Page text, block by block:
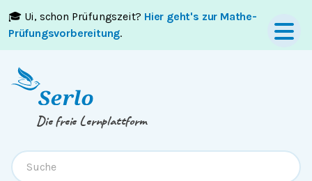
🎓 Ui, schon Prüfungszeit? Hier geht's zur Mathe-
Prüfungsvorbereitung.
Springe zumInhaltoderFooter
Die freie Lernplattform